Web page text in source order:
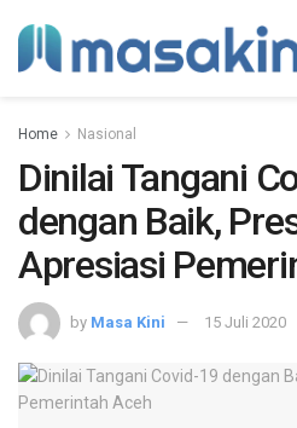
Home Nasional
Dinilai Tangani
dengan Baik,
Apresiasi
by Masa Kini 15 Juli 2020